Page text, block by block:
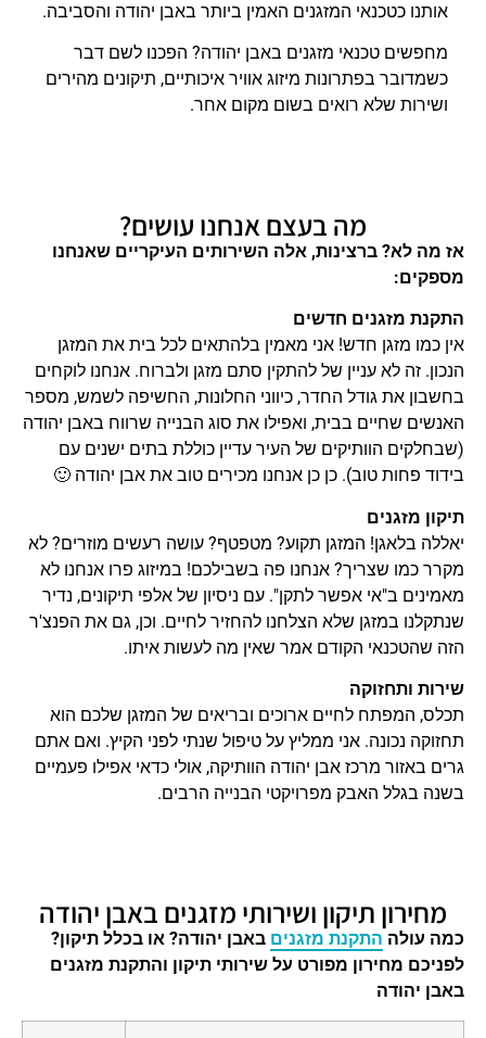
אותנו כטכנאי המזגנים האמין ביותר באבן יהודה והסביבה.
מחפשים טכנאי מזגנים באבן יהודה? הפכנו לשם דבר
כשמדובר בפתרונות מיזוג אוויר איכותיים, תיקונים מהירים
ושירות שלא רואים בשום מקום אחר.
מה בעצם אנחנו עושים?
אז מה לא? ברצינות, אלה השירותים העיקריים שאנחנו
מספקים:
התקנת מזגנים חדשים
אין כמו מזגן חדש! אני מאמין בלהתאים לכל בית את המזגן
הנכון. זה לא עניין של להתקין סתם מזגן ולברוח. אנחנו לוקחים
בחשבון את גודל החדר, כיווני החלונות, החשיפה לשמש, מספר
האנשים שחיים בבית, ואפילו את סוג הבנייה שרווח באבן יהודה
(שבחלקים הוותיקים של העיר עדיין כוללת בתים ישנים עם
בידוד פחות טוב). כן כן אנחנו מכירים טוב את אבן יהודה 🙂
תיקון מזגנים
יאללה בלאגן! המזגן תקוע? מטפטף? עושה רעשים מוזרים? לא
מקרר כמו שצריך? אנחנו פה בשבילכם! במיזוג פרו אנחנו לא
מאמינים ב"אי אפשר לתקן". עם ניסיון של אלפי תיקונים, נדיר
שנתקלנו במזגן שלא הצלחנו להחזיר לחיים. וכן, גם את הפנצ'ר
הזה שהטכנאי הקודם אמר שאין מה לעשות איתו.
שירות ותחזוקה
תכלס, המפתח לחיים ארוכים ובריאים של המזגן שלכם הוא
תחזוקה נכונה. אני ממליץ על טיפול שנתי לפני הקיץ. ואם אתם
גרים באזור מרכז אבן יהודה הוותיקה, אולי כדאי אפילו פעמיים
בשנה בגלל האבק מפרויקטי הבנייה הרבים.
מחירון תיקון ושירותי מזגנים באבן יהודה
כמה עולה התקנת מזגנים באבן יהודה? או בכלל תיקון?
לפניכם מחירון מפורט על שירותי תיקון והתקנת מזגנים
באבן יהודה